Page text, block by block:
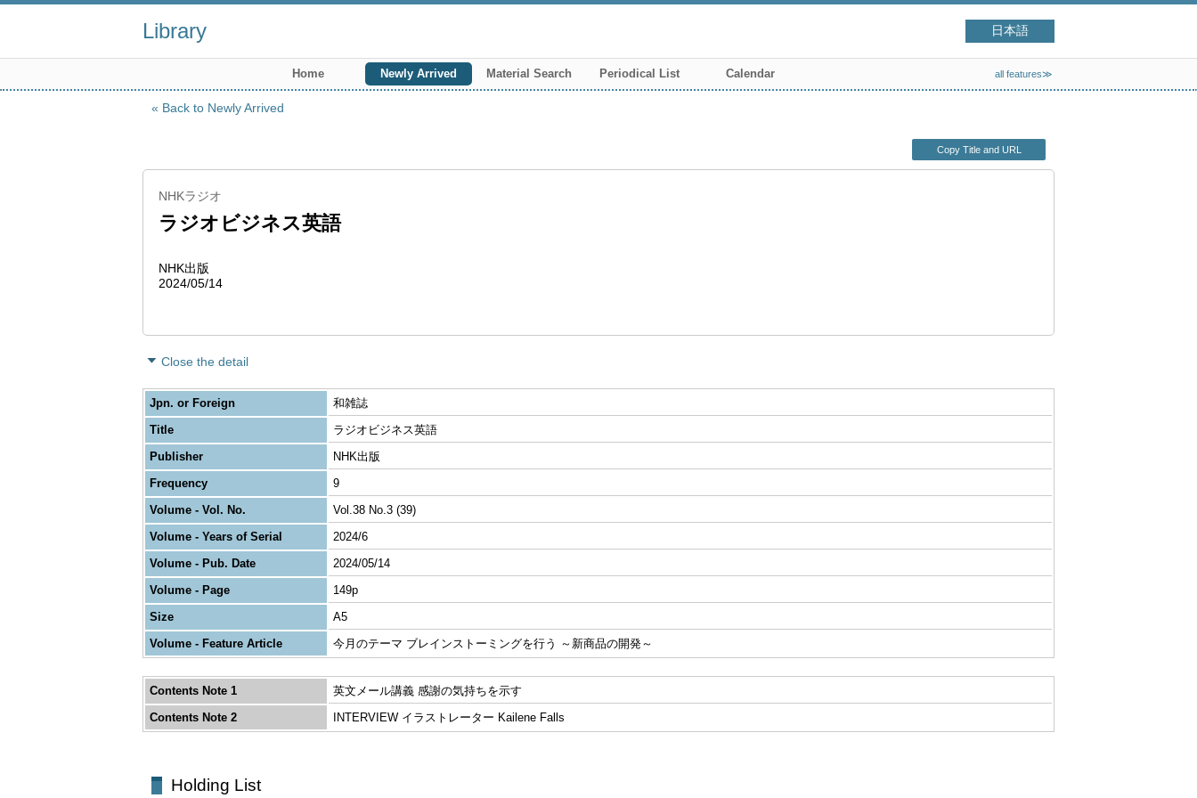
Library 日本語
Home Newly Arrived Material Search Periodical List Calendar all features≫
Back to Newly Arrived
Copy Title and URL
NHKラジオ
ラジオビジネス英語
NHK出版
2024/05/14
Close the detail
Jpn. or Foreign
和雑誌
Title
ラジオビジネス英語
Publisher
NHK出版
Frequency
9
Volume - Vol. No.
Vol.38 No.3 (39)
Volume - Years of Serial
2024/6
Volume - Pub. Date
2024/05/14
Volume - Page
149p
Size
A5
Volume - Feature Article
今月のテーマ ブレインストーミングを行う ～新商品の開発～
Contents Note 1
英文メール講義 感謝の気持ちを示す
Contents Note 2
INTERVIEW イラストレーター Kailene Falls
Holding List